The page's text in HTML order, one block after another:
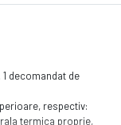
1 decomandat de
respectiv:
termica proprie,